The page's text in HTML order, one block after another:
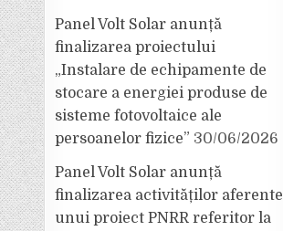
Panel Volt Solar anunță
finalizarea proiectului
„Instalare de echipamente de
stocare a energiei produse de
sisteme fotovoltaice ale
persoanelor fizice” 30/06/2026
Panel Volt Solar anunță
finalizarea activităților aferente
unui proiect PNRR referitor la